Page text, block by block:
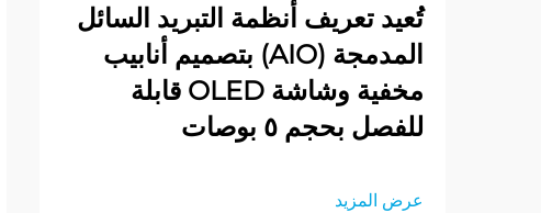
تُعيد تعريف أنظمة التبريد السائل
المدمجة (AIO) بتصميم أنابيب
مخفية وشاشة OLED قابلة
للفصل بحجم ٥ بوصات
عرض المزيد